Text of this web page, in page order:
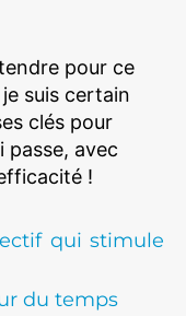
pour ce
suis certain
clés pour
passe, avec
!
qui stimule
du temps